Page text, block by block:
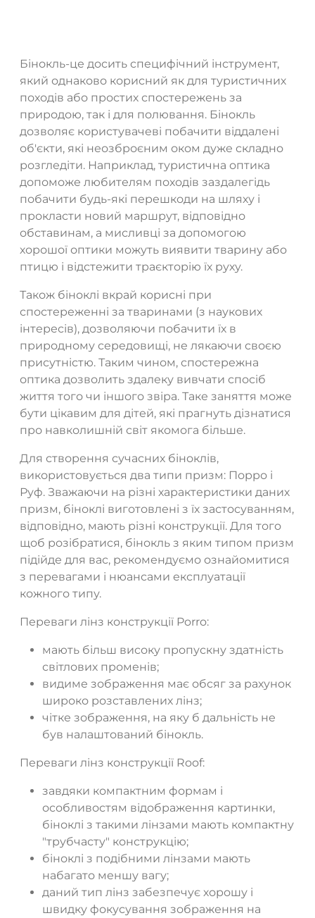
Бінокль-це досить специфічний інструмент,
який однаково корисний як для туристичних
походів або простих спостережень за
природою, так і для полювання. Бінокль
дозволяє користувачеві побачити віддалені
об'єкти, які неозброєним оком дуже складно
розгледіти. Наприклад, туристична оптика
допоможе любителям походів заздалегідь
побачити будь-які перешкоди на шляху і
прокласти новий маршрут, відповідно
обставинам, а мисливці за допомогою
хорошої оптики можуть виявити тварину або
птицю і відстежити траєкторію їх руху.
Також біноклі вкрай корисні при
спостереженні за тваринами (з наукових
інтересів), дозволяючи побачити їх в
природному середовищі, не лякаючи своєю
присутністю. Таким чином, спостережна
оптика дозволить здалеку вивчати спосіб
життя того чи іншого звіра. Таке заняття може
бути цікавим для дітей, які прагнуть дізнатися
про навколишній світ якомога більше.
Для створення сучасних біноклів,
використовується два типи призм: Порро і
Руф. Зважаючи на різні характеристики даних
призм, біноклі виготовлені з їх застосуванням,
відповідно, мають різні конструкції. Для того
щоб розібратися, бінокль з яким типом призм
підійде для вас, рекомендуємо ознайомитися
з перевагами і нюансами експлуатації
кожного типу.
Переваги лінз конструкції Porro:
мають більш високу пропускну здатність
світлових променів;
видиме зображення має обсяг за рахунок
широко розставлених лінз;
чітке зображення, на яку б дальність не
був налаштований бінокль.
Переваги лінз конструкції Roof:
завдяки компактним формам і
особливостям відображення картинки,
біноклі з такими лінзами мають компактну
"трубчасту" конструкцію;
біноклі з подібними лінзами мають
набагато меншу вагу;
даний тип лінз забезпечує хорошу і
швидку фокусування зображення на